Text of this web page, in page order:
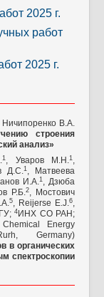
2025 г.
работ
2025 г.
В.А.
строения
анализ»
1 , Уваров М.Н.1 ,
Д.С.1 , Матвеева
И.А.1 , Дзюба
Р.Б.2, Мостович
5, Reijerse E.J.6,
4 ИНХ СО РАН;
Chemical
Energy
, Germany)
в органических
спектроскопии